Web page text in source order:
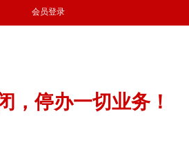
会员登录
，停办一切业务！